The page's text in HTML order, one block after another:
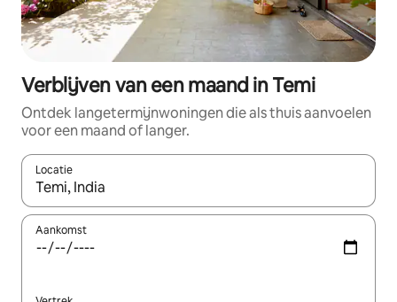
Verblijven van een maand in Temi
Ontdek langetermijnwoningen die als thuis aanvoelen
voor een maand of langer.
Locatie
Wanneer er resultaten beschikbaar zijn, maak je een keuze
Aankomst